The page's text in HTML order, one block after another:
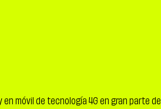
móvil de tecnología 4G en gran parte del